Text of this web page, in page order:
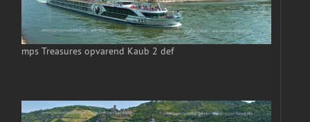
mps Treasures opvarend Kaub 2 def